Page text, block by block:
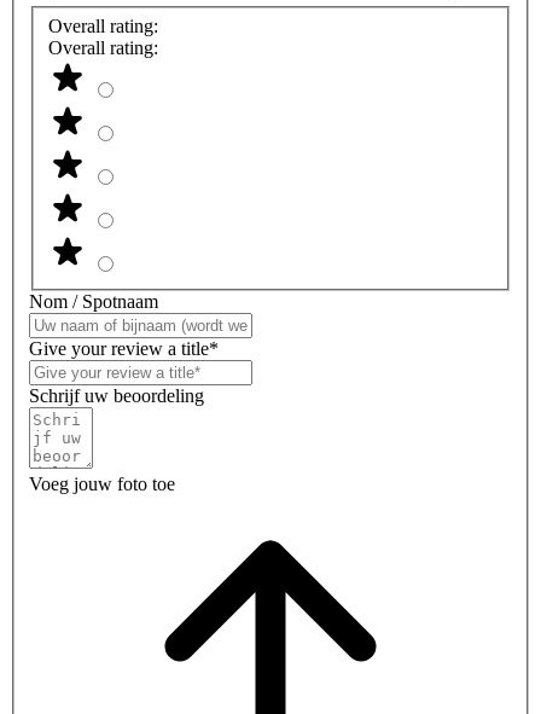
Overall rating:
Overall rating:
Nom / Spotnaam
Give your review a title*
Schrijf uw beoordeling
Voeg jouw foto toe